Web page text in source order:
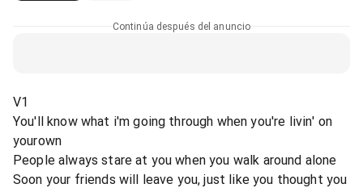
Continúa después del anuncio
V1
You'll know what i'm going through when you're livin' on
yourown
People always stare at you when you walk around alone
Soon your friends will leave you, just like you thought you